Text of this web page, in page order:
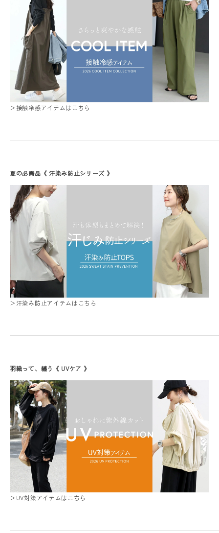
＞接触冷感アイテムはこちら
夏の必需品《 汗染み防止シリーズ 》
＞汗染み防止アイテムはこちら
羽織って、纏う《 UVケア 》
＞UV対策アイテムはこちら